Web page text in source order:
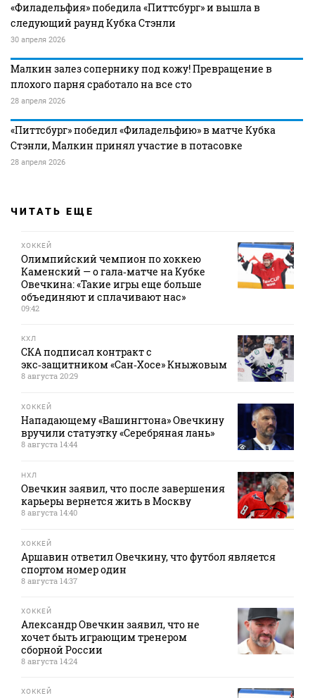
«Филадельфия» победила «Питтсбург» и вышла в
следующий раунд Кубка Стэнли
30 апреля 2026
Малкин залез сопернику под кожу! Превращение в
плохого парня сработало на все сто
28 апреля 2026
«Питтсбург» победил «Филадельфию» в матче Кубка
Стэнли, Малкин принял участие в потасовке
28 апреля 2026
ЧИТАТЬ ЕЩЕ
ХОККЕЙ
Олимпийский чемпион по хоккею
Каменский — о гала‑матче на Кубке
Овечкина: «Такие игры еще больше
объединяют и сплачивают нас»
09:42
КХЛ
СКА подписал контракт с
экс‑защитником «Сан‑Хосе» Кныжовым
8 августа 20:29
ХОККЕЙ
Нападающему «Вашингтона» Овечкину
вручили статуэтку «Серебряная лань»
8 августа 14:44
НХЛ
Овечкин заявил, что после завершения
карьеры вернется жить в Москву
8 августа 14:40
ХОККЕЙ
Аршавин ответил Овечкину, что футбол является
спортом номер один
8 августа 14:37
ХОККЕЙ
Александр Овечкин заявил, что не
хочет быть играющим тренером
сборной России
8 августа 14:24
ХОККЕЙ